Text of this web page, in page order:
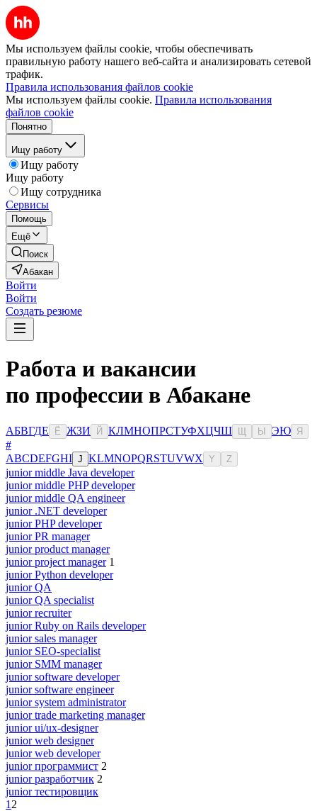
Мы используем файлы cookie, чтобы обеспечивать
правильную работу нашего веб-сайта и анализировать сетевой
трафик.
Правила использования файлов cookie
Мы используем файлы cookie. Правила использования
файлов cookie
Понятно
Ищу работу
Ищу работу
Ищу работу
Ищу сотрудника
Сервисы
Помощь
Ещё
Поиск
Абакан
Войти
Войти
Создать резюме
Работа и вакансии
по профессии в Абакане
АБВГДЕ Ё ЖЗИ Й КЛМНОПРСТУФХЦЧШ Ы ЭЮ Я
#
ABCDEFGHI J KLMNOPQRSTUVWX Y Z
junior middle Java developer
junior middle PHP developer
junior middle QA engineer
junior .NET developer
junior PHP developer
junior PR manager
junior product manager
junior project manager 1
junior Python developer
junior QA
junior QA specialist
junior recruiter
junior Ruby on Rails developer
junior sales manager
junior SEO-specialist
junior SMM manager
junior software developer
junior software engineer
junior system administrator
junior trade marketing manager
junior ui/ux-designer
junior web designer
junior web developer
junior программист 2
junior разработчик 2
junior тестировщик
1 2